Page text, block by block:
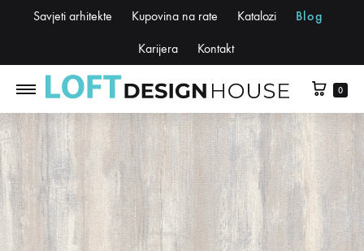
Savjeti arhitekte Kupovina na rate Katalozi Blog
Karijera Kontakt
0